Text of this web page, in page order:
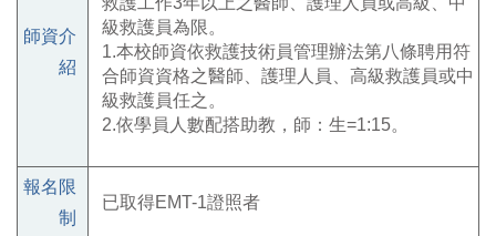
師資介
紹
級救護員為限。
1.本校師資依救護技術員管理辦法第八條聘用符
合師資資格之醫師、護理人員、高級救護員或中
級救護員任之。
2.依學員人數配搭助教，師：生=1:15。
報名限
制
已取得EMT-1證照者